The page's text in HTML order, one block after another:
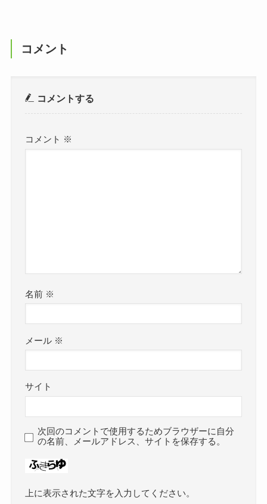
コメント
コメントする
コメント ※
名前 ※
メール ※
サイト
次回のコメントで使用するためブラウザーに自分
の名前、メールアドレス、サイトを保存する。
上に表示された文字を入力してください。